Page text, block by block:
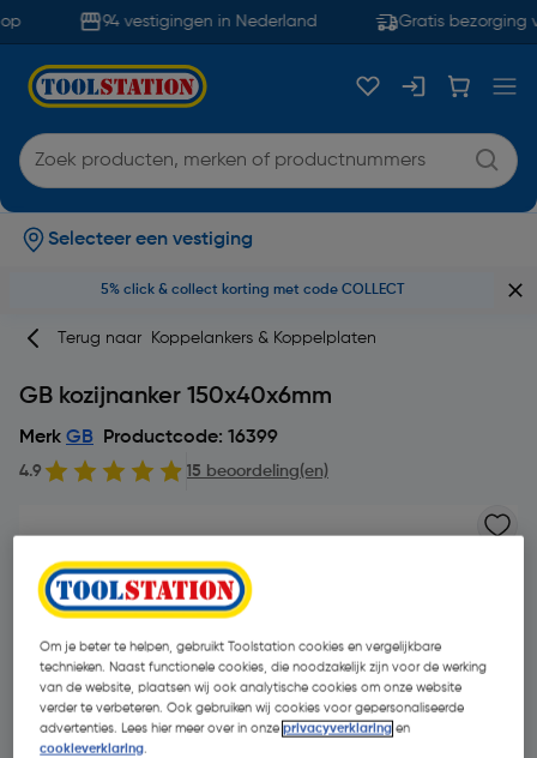
94 vestigingen in Nederland Gratis bezorging
Selecteer een vestiging
5% click & collect korting met code COLLECT
Terug naar Koppelankers & Koppelplaten
GB kozijnanker 150x40x6mm
Merk GB Productcode: 16399
4.9 15 beoordeling(en)
Om je beter te helpen, gebruikt Toolstation cookies en vergelijkbare
technieken. Naast functionele cookies, die noodzakelijk zijn voor de werking
van de website, plaatsen wij ook analytische cookies om onze website
verder te verbeteren. Ook gebruiken wij cookies voor gepersonaliseerde
advertenties. Lees hier meer over in onzeprivacyverklaring en
cookieverklaring.